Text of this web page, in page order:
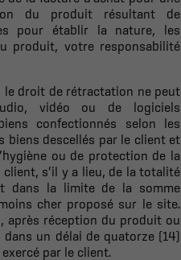
du produit résultant de
pour établir la nature, les
produit, votre responsabilité
le droit de rétractation ne peut
vidéo ou de logiciels
confectionnés selon les
biens descellés par le client et
ou de protection de la
client, s’il y a lieu, de la totalité
dans la limite de la somme
cher proposé sur le site.
après réception du produit ou
un délai de quatorze (14)
par le client.